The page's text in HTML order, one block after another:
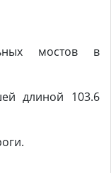
мостов в
длиной 103.6